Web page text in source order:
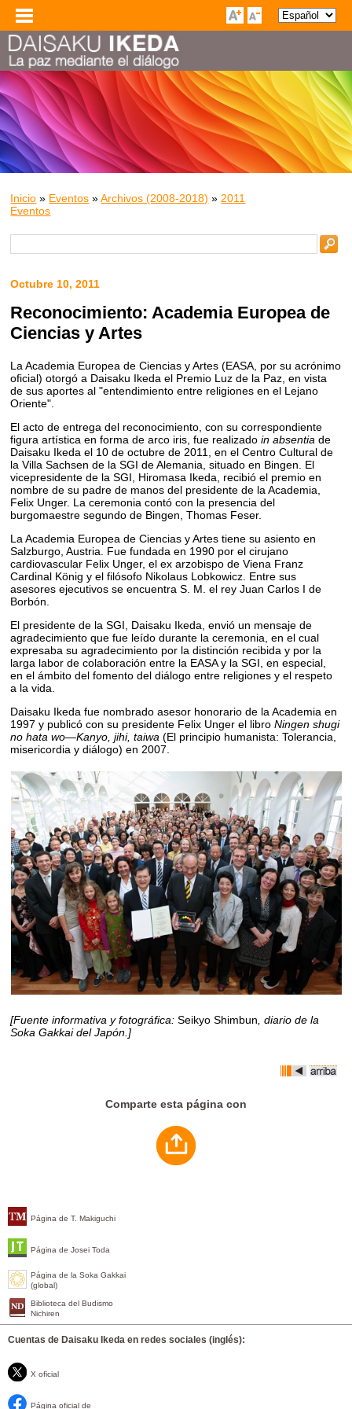
Página de T. Makiguchi
Página de Josei Toda
Página de la Soka Gakkai
(global)
Biblioteca del Budismo
Nichiren
Cuentas de Daisaku Ikeda en redes sociales (inglés):
X oficial
Página oficial de
Inicio » Eventos »Archivos (2008-2018) » 2011
Eventos
Octubre 10, 2011
Reconocimiento: Academia Europea de
Ciencias y Artes
La Academia Europea de Ciencias y Artes (EASA, por su acrónimo
oficial) otorgó a Daisaku Ikeda el Premio Luz de la Paz, en vista
de sus aportes al "entendimiento entre religiones en el Lejano
Oriente".
El acto de entrega del reconocimiento, con su correspondiente
figura artística en forma de arco iris, fue realizadoin absentia de
Daisaku Ikeda el 10 de octubre de 2011, en el Centro Cultural de
la Villa Sachsen de la SGI de Alemania, situado en Bingen. El
vicepresidente de la SGI, Hiromasa Ikeda, recibió el premio en
nombre de su padre de manos del presidente de la Academia,
Felix Unger. La ceremonia contó con la presencia del
burgomaestre segundo de Bingen, Thomas Feser.
La Academia Europea de Ciencias y Artes tiene su asiento en
Salzburgo, Austria. Fue fundada en 1990 por el cirujano
cardiovascular Felix Unger, el ex arzobispo de Viena Franz
Cardinal König y el filósofo Nikolaus Lobkowicz. Entre sus
asesores ejecutivos se encuentra S. M. el rey Juan Carlos I de
Borbón.
El presidente de la SGI, Daisaku Ikeda, envió un mensaje de
agradecimiento que fue leído durante la ceremonia, en el cual
expresaba su agradecimiento por la distinción recibida y por la
larga labor de colaboración entre la EASA y la SGI, en especial,
en el ámbito del fomento del diálogo entre religiones y el respeto
a la vida.
Daisaku Ikeda fue nombrado asesor honorario de la Academia en
1997 y publicó con su presidente Felix Unger el libroNingen shugi
no hata wo—Kanyo, jihi, taiwa (El principio humanista: Tolerancia,
misericordia y diálogo) en 2007.
[Fuente informativa y fotográfica:Seikyo Shimbun , diario de la
Soka Gakkai del Japón.]
Comparte esta página con